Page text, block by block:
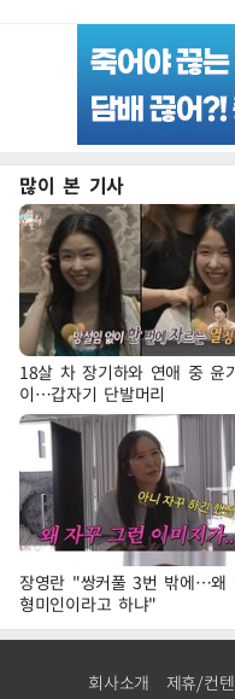
많이 본 기사
18살 차 장기하와 연애 중 윤
이…갑자기 단발머리
장영란 "쌍커풀 3번 밖에…왜
형미인이라고 하냐"
회사소개 제휴/컨